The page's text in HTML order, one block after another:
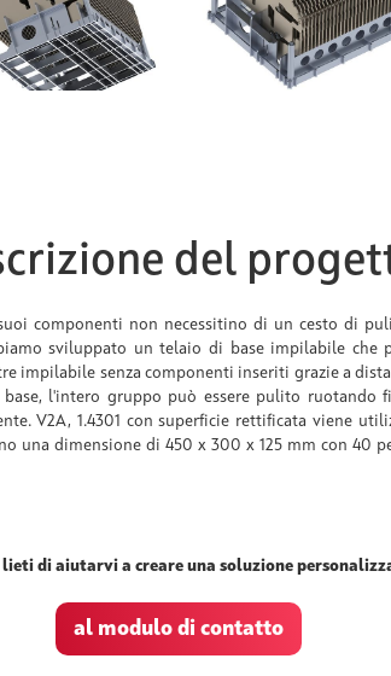
del
componenti non necessitino di un cesto di
sviluppato un telaio di base impilabile che
impilabile senza componenti inseriti grazie a
l'intero gruppo può essere pulito ruotando
V2A, 1.4301 con superficie rettificata viene
una dimensione di 450 x 300 x 125 mm con 40
lieti di aiutarvi a creare una soluzione
al modulo di contatto